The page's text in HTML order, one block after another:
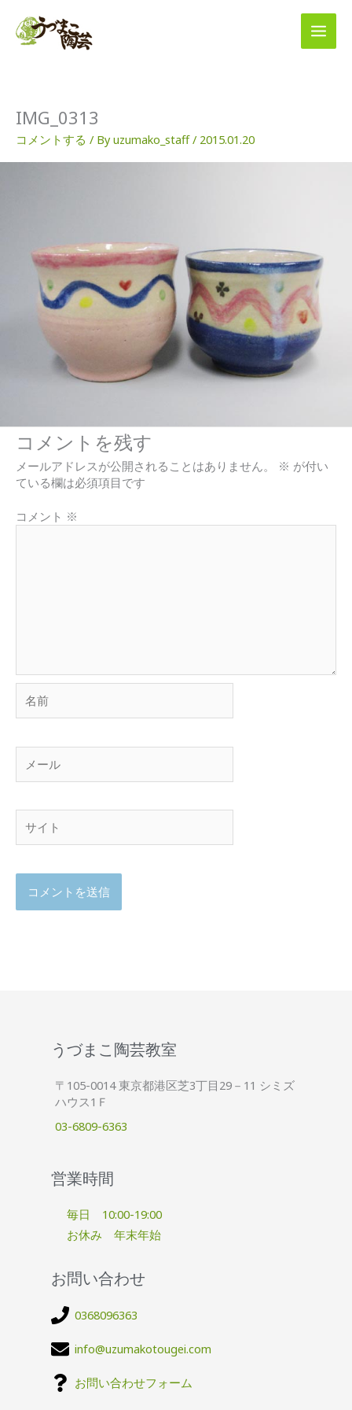
IMG_0313
コメントする / Byuzumako_staff/ 2015.01.20
コメントを残す
メールアドレスが公開されることはありません。 ※ が付い
ている欄は必須項目です
コメント ※
前
ー
ル
ト
うづまこ陶芸教室
〒105-0014 東京都港区芝3丁目29－11 シミズ
ハウス1Ｆ
03-6809-6363
営業時間
毎日 10:00-19:00
お休み 年末年始
お問い合わせ
0368096363
info@uzumakotougei.com
お問い合わせフォーム